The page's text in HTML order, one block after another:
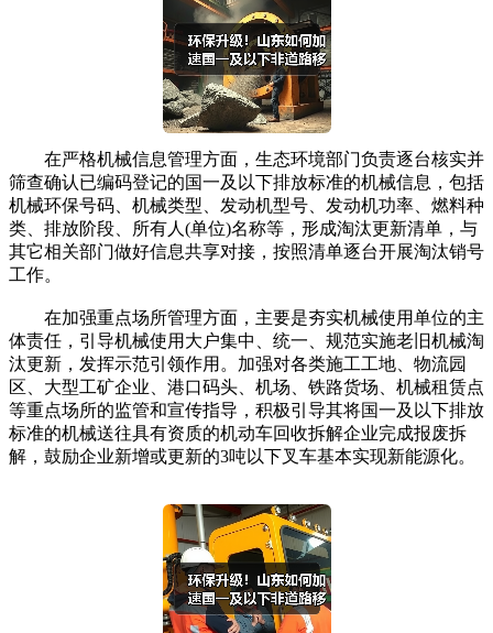
在严格机械信息管理方面，生态环境部门负责逐台核实并
筛查确认已编码登记的国一及以下排放标准的机械信息，包括
机械环保号码、机械类型、发动机型号、发动机功率、燃料种
类、排放阶段、所有人(单位)名称等，形成淘汰更新清单，与
其它相关部门做好信息共享对接，按照清单逐台开展淘汰销号
工作。
在加强重点场所管理方面，主要是夯实机械使用单位的主
体责任，引导机械使用大户集中、统一、规范实施老旧机械淘
汰更新，发挥示范引领作用。加强对各类施工工地、物流园
区、大型工矿企业、港口码头、机场、铁路货场、机械租赁点
等重点场所的监管和宣传指导，积极引导其将国一及以下排放
标准的机械送往具有资质的机动车回收拆解企业完成报废拆
解，鼓励企业新增或更新的3吨以下叉车基本实现新能源化。